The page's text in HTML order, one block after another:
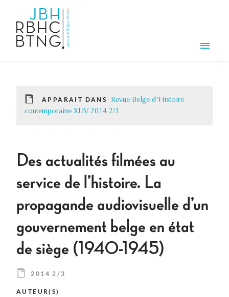
APPARAÎT DANS
Revue Belge d'Histoire
contemporaine XLIV 2014 2/3
Des actualités filmées au
service de l’histoire. La
propagande audiovisuelle d’un
gouvernement belge en état
de siège (1940-1945)
2014 2/3
AUTEUR(S)